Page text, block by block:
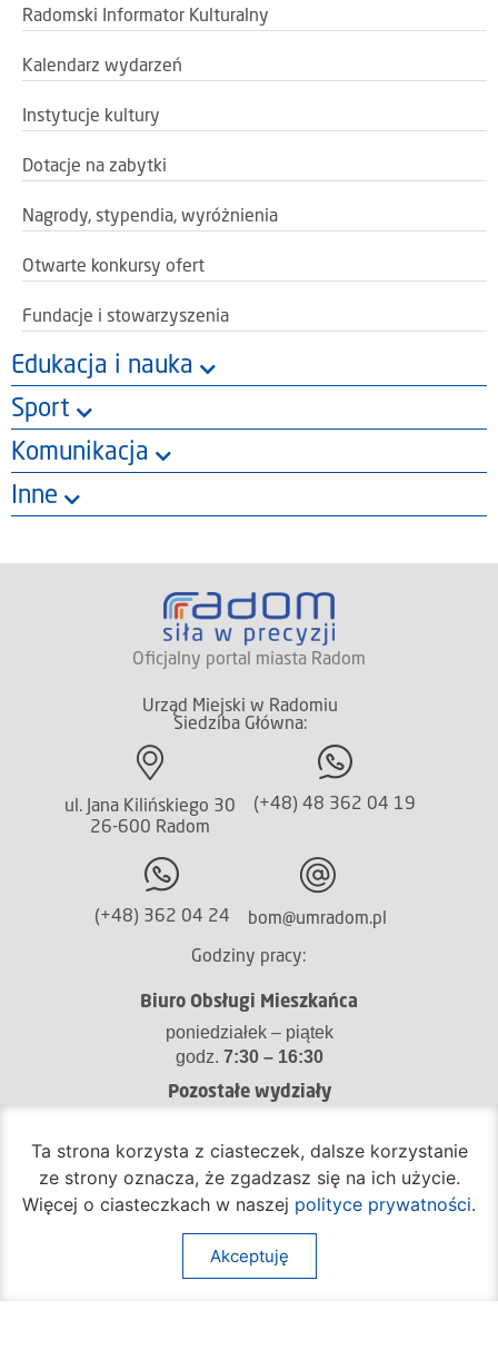
Radomski Informator Kulturalny
Kalendarz wydarzeń
Instytucje kultury
Dotacje na zabytki
Nagrody, stypendia, wyróżnienia
Otwarte konkursy ofert
Fundacje i stowarzyszenia
Edukacja i nauka
Sport
Komunikacja
Inne
Oficjalny portal miasta Radom
Urząd Miejski w Radomiu
Siedziba Główna:
ul. Jana Kilińskiego 30
26-600 Radom
(+48) 48 362 04 19
(+48) 362 04 24 bom@umradom.pl
Godziny pracy:
Biuro Obsługi Mieszkańca
poniedziałek – piątek
godz. 7:30 – 16:30
Pozostałe wydziały
godz.7:30 – 15:30
Na skróty:
Dla mieszkańców
Kultura
Ta strona korzysta z ciasteczek, dalsze korzystanie
ze strony oznacza, że zgadzasz się na ich użycie.
Więcej o ciasteczkach w naszej polityce prywatności.
Akceptuję